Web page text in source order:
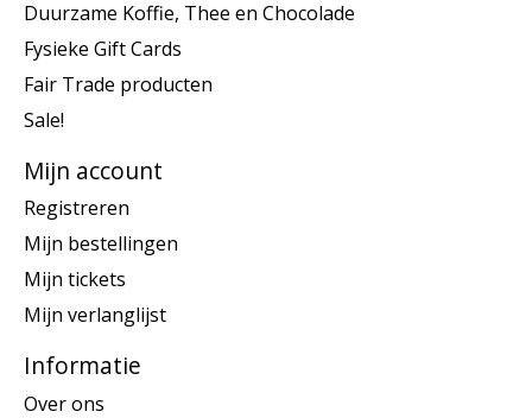
Duurzame Koffie, Thee en Chocolade
Fysieke Gift Cards
Fair Trade producten
Sale!
Mijn account
Registreren
Mijn bestellingen
Mijn tickets
Mijn verlanglijst
Informatie
Over ons